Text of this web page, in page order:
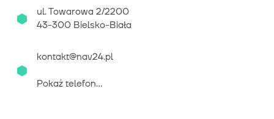
ul. Towarowa 2/2200
43-300 Bielsko-Biała
kontakt@nav24.pl
Pokaż telefon...